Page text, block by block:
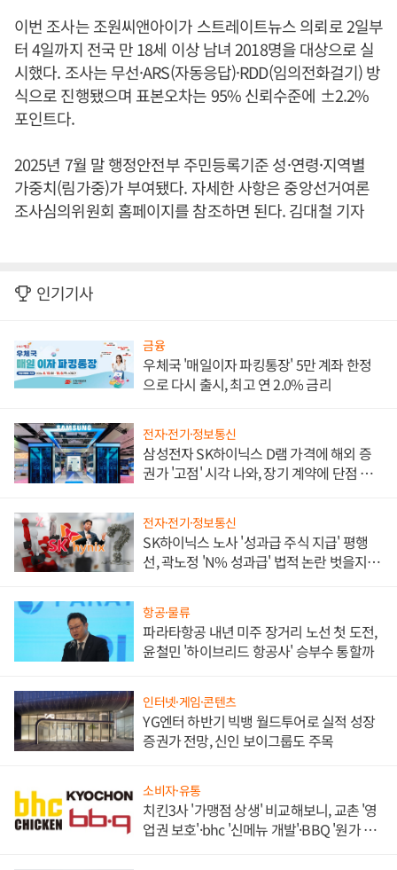
이번 조사는 조원씨앤아이가 스트레이트뉴스 의뢰로 2일부
터 4일까지 전국 만 18세 이상 남녀 2018명을 대상으로 실
시했다. 조사는 무선·ARS(자동응답)·RDD(임의전화걸기) 방
식으로 진행됐으며 표본오차는 95% 신뢰수준에 ±2.2%
포인트다.
2025년 7월 말 행정안전부 주민등록기준 성·연령·지역별
가중치(림가중)가 부여됐다. 자세한 사항은 중앙선거여론
조사심의위원회 홈페이지를 참조하면 된다. 김대철 기자
인기기사
금융
우체국 '매일이자 파킹통장' 5만 계좌 한정
으로 다시 출시, 최고 연 2.0% 금리
전자·전기·정보통신
삼성전자 SK하이닉스 D램 가격에 해외 증
권가 '고점' 시각 나와, 장기 계약에 단점 부
전자·전기·정보통신
SK하이닉스 노사 '성과급 주식 지급' 평행
선, 곽노정 'N% 성과급' 법적 논란 벗을지 주
항공·물류
파라타항공 내년 미주 장거리 노선 첫 도전,
윤철민 '하이브리드 항공사' 승부수 통할까
인터넷·게임·콘텐츠
YG엔터 하반기 빅뱅 월드투어로 실적 성장
증권가 전망, 신인 보이그룹도 주목
소비자·유통
치킨3사 '가맹점 상생' 비교해보니, 교촌 '영
업권 보호'·bhc '신메뉴 개발'·BBQ '원가 부